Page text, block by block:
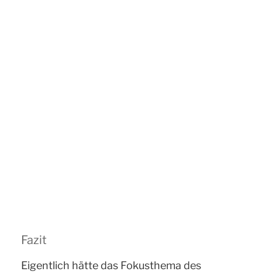
Fazit
Eigentlich hätte das Fokusthema des